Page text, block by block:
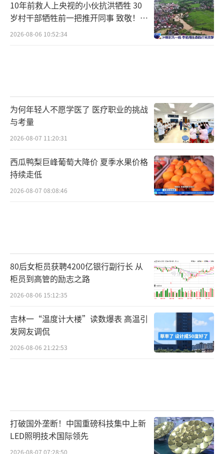
10年前救人上央视的小伙抗洪牺牲 30
岁村干部牺牲前一把推开同事 致敬！送
别！
2026-08-06 10:52:34
为何年轻人不愿学医了 医疗职业的挑战
与考量
2026-08-07 11:20:31
西瓜鸭梨巨峰葡萄大降价 夏季水果价格
持续走低
2026-08-07 08:08:46
80后女柜员获聘4200亿银行副行长 从
柜员到高管的励志之路
2026-08-06 15:12:35
吉林一“温度计大楼”读数爆表 高温引
发网友调侃
2026-08-06 21:22:53
打破国外垄断！中国重磅科技集中上新
LED照明技术国际领先
2026-08-07 07:28:50